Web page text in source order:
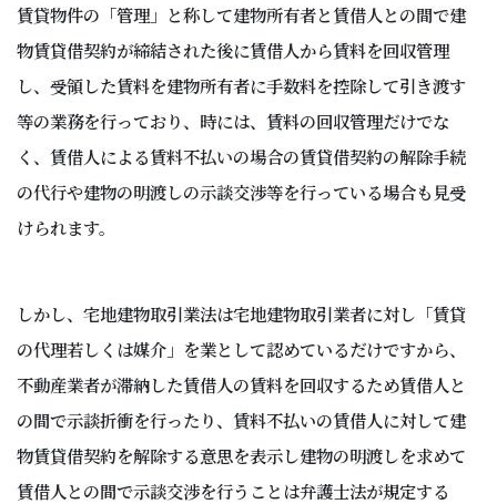
賃貸物件の「管理」と称して建物所有者と賃借人との間で建
物賃貸借契約が締結された後に賃借人から賃料を回収管理
し、受領した賃料を建物所有者に手数料を控除して引き渡す
等の業務を行っており、時には、賃料の回収管理だけでな
く、賃借人による賃料不払いの場合の賃貸借契約の解除手続
の代行や建物の明渡しの示談交渉等を行っている場合も見受
けられます。
しかし、宅地建物取引業法は宅地建物取引業者に対し「賃貸
の代理若しくは媒介」を業として認めているだけですから、
不動産業者が滞納した賃借人の賃料を回収するため賃借人と
の間で示談折衝を行ったり、賃料不払いの賃借人に対して建
物賃貸借契約を解除する意思を表示し建物の明渡しを求めて
賃借人との間で示談交渉を行うことは弁護士法が規定する